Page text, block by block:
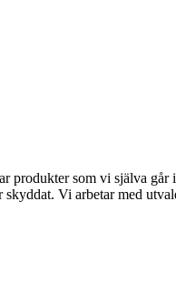
produkter som vi själva
Vi arbetar med